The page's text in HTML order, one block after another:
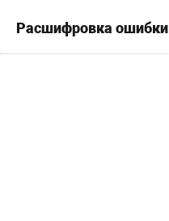
Расшифровка ошибки